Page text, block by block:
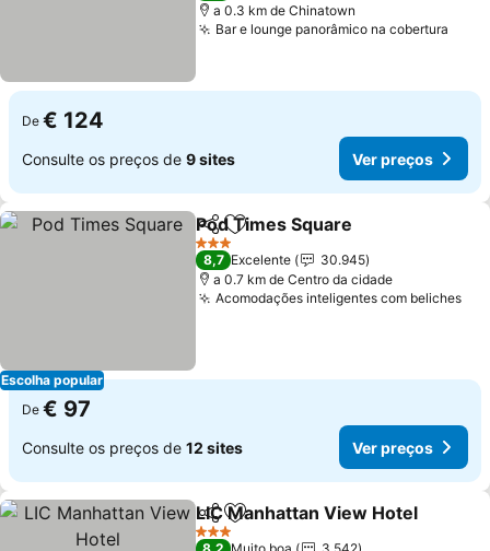
a 0.3 km de Chinatown
Bar e lounge panorâmico na cobertura
De € 124
Consulte os preços de 9 sites Ver preços
Escolha popular
PartilharAdicionar aos favoritos
Pod Times Square
3 Estrelas
8,7 Excelente
30.945
a 0.7 km de Centro da cidade
Acomodações inteligentes com beliches
De € 97
Consulte os preços de 12 sites Ver preços
PartilharAdicionar aos favoritos
LIC Manhattan View Hotel
3 Estrelas